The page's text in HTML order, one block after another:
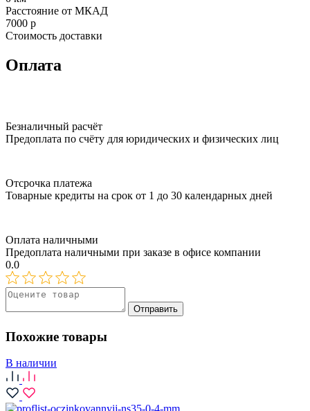
Расстояние от МКАД
7000 р
Стоимость доставки
Оплата
Безналичный расчёт
Предоплата по счёту для юридических и физических лиц
Отсрочка платежа
Товарные кредиты на срок от 1 до 30 календарных дней
Оплата наличными
Предоплата наличными при заказе в офисе компании
0.0
Отправить
Похожие товары
В наличии